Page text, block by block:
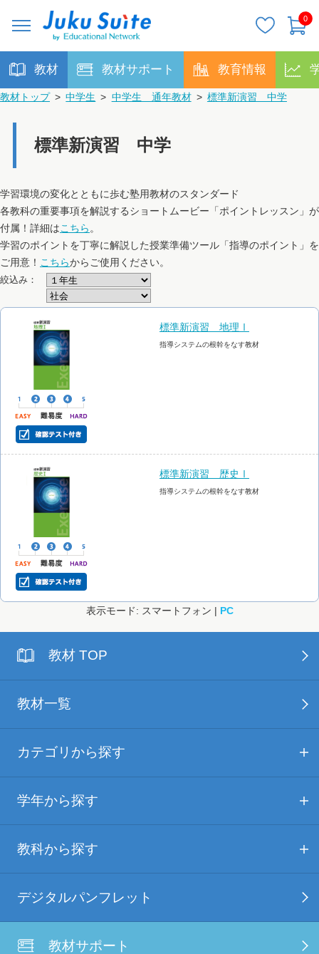
0
教材 教材サポート 教育情報
教材トップ > 中学生 > 中学生 通年教材 > 標準新演習 中学
標準新演習 中学
学習環境の変化とともに歩む塾用教材のスタンダード
各教科の重要事項を解説するショートムービー「ポイントレッスン」が
付属！詳細はこちら 。
学習のポイントを丁寧に解説した授業準備ツール「指導のポイント」を
ご用意！ こちらからご使用ください。
絞込み：
標準新演習 地理Ⅰ
指導システムの根幹をなす教材
標準新演習 歴史Ⅰ
指導システムの根幹をなす教材
表示モード: スマートフォン | PC
教材 TOP
教材一覧
カテゴリから探す
学年から探す
教科から探す
デジタルパンフレット
教材サポート